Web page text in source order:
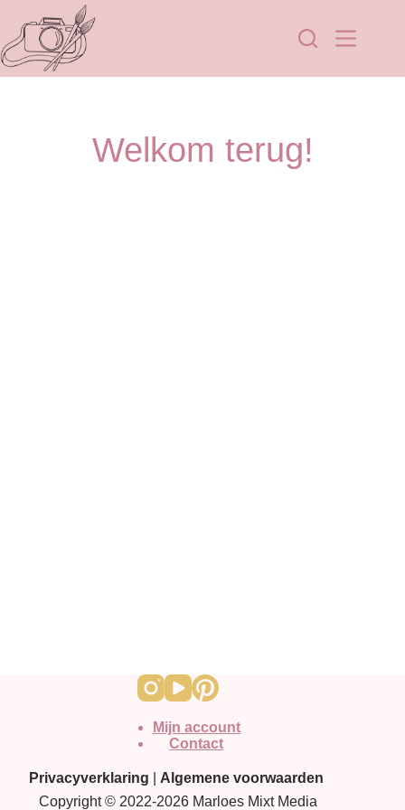
Welkom terug!
Mijn account
Contact
Privacyverklaring
Algemene voorwaarden
Copyright © 2022-2026 Marloes Mixt Media